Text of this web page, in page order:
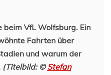
beim VfL Wolfsburg. Ein
Fahrten über
und warum der
(Titelbild:©Stefan